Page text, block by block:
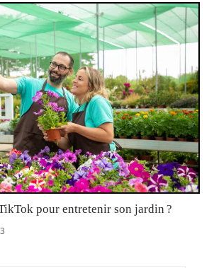
pour entretenir son jardin ?